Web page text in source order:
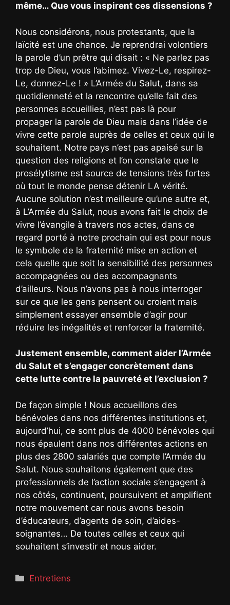
même… Que vous inspirent ces dissensions ?
Nous considérons, nous protestants, que la
laïcité est une chance. Je reprendrai volontiers
la parole d’un prêtre qui disait : « Ne parlez pas
trop de Dieu, vous l’abimez. Vivez-Le, respirez-
Le, donnez-Le ! » L’Armée du Salut, dans sa
quotidienneté et la rencontre qu’elle fait des
personnes accueillies, n’est pas là pour
propager la parole de Dieu mais dans l’idée de
vivre cette parole auprès de celles et ceux qui le
souhaitent. Notre pays n’est pas apaisé sur la
question des religions et l’on constate que le
prosélytisme est source de tensions très fortes
où tout le monde pense détenir LA vérité.
Aucune solution n’est meilleure qu’une autre et,
à L’Armée du Salut, nous avons fait le choix de
vivre l’évangile à travers nos actes, dans ce
regard porté à notre prochain qui est pour nous
le symbole de la fraternité mise en action et
cela quelle que soit la sensibilité des personnes
accompagnées ou des accompagnants
d’ailleurs. Nous n’avons pas à nous interroger
sur ce que les gens pensent ou croient mais
simplement essayer ensemble d’agir pour
réduire les inégalités et renforcer la fraternité.
Justement ensemble, comment aider l’Armée
du Salut et s’engager concrètement dans
cette lutte contre la pauvreté et l’exclusion ?
De façon simple ! Nous accueillons des
bénévoles dans nos différentes institutions et,
aujourd’hui, ce sont plus de 4000 bénévoles qui
nous épaulent dans nos différentes actions en
plus des 2800 salariés que compte l’Armée du
Salut. Nous souhaitons également que des
professionnels de l’action sociale s’engagent à
nos côtés, continuent, poursuivent et amplifient
notre mouvement car nous avons besoin
d’éducateurs, d’agents de soin, d’aides-
soignantes… De toutes celles et ceux qui
souhaitent s’investir et nous aider.
Catégories
Entretiens